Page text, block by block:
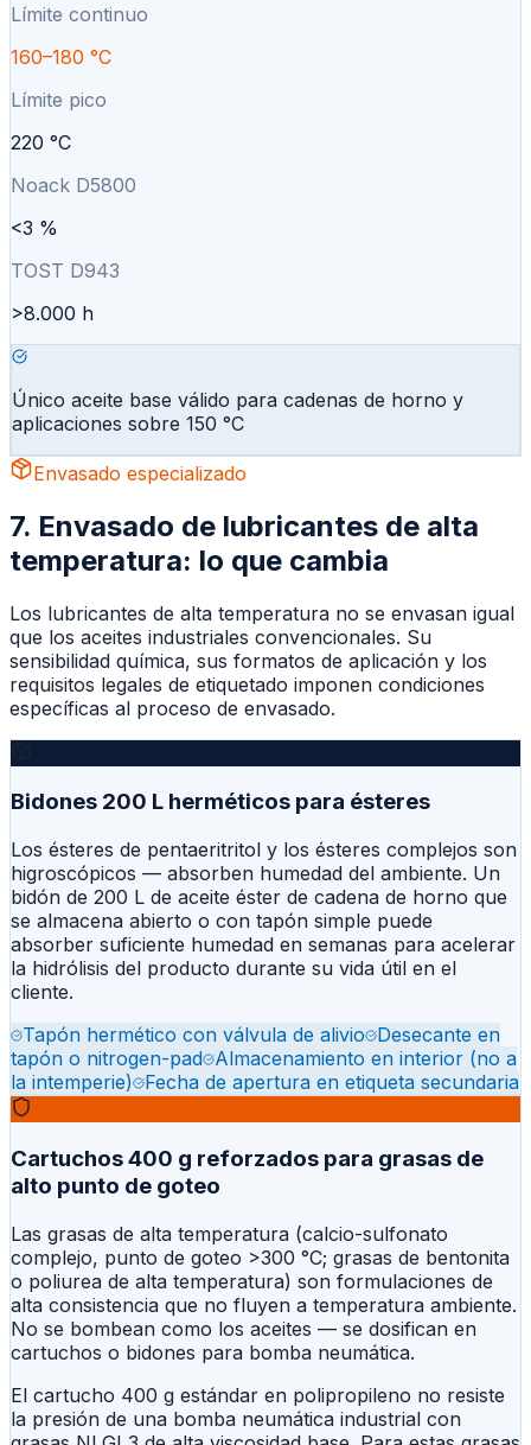
Límite continuo
160–180 °C
Límite pico
220 °C
Noack D5800
<3 %
TOST D943
>8.000 h
Único aceite base válido para cadenas de horno y
aplicaciones sobre 150 °C
Envasado especializado
7. Envasado de lubricantes de alta
temperatura: lo que cambia
Los lubricantes de alta temperatura no se envasan igual
que los aceites industriales convencionales. Su
sensibilidad química, sus formatos de aplicación y los
requisitos legales de etiquetado imponen condiciones
específicas al proceso de envasado.
Bidones 200 L herméticos para ésteres
Los ésteres de pentaeritritol y los ésteres complejos son
higroscópicos — absorben humedad del ambiente. Un
bidón de 200 L de aceite éster de cadena de horno que
se almacena abierto o con tapón simple puede
absorber suficiente humedad en semanas para acelerar
la hidrólisis del producto durante su vida útil en el
cliente.
Tapón hermético con válvula de alivio Desecante en
tapón o nitrogen-pad Almacenamiento en interior (no a
la intemperie) Fecha de apertura en etiqueta secundaria
Cartuchos 400 g reforzados para grasas de
alto punto de goteo
Las grasas de alta temperatura (calcio-sulfonato
complejo, punto de goteo >300 °C; grasas de bentonita
o poliurea de alta temperatura) son formulaciones de
alta consistencia que no fluyen a temperatura ambiente.
No se bombean como los aceites — se dosifican en
cartuchos o bidones para bomba neumática.
El cartucho 400 g estándar en polipropileno no resiste
la presión de una bomba neumática industrial con